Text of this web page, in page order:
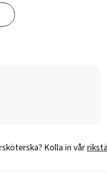
? Kolla in vår